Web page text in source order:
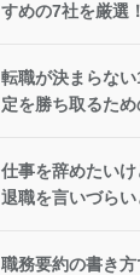
すめの7社を厳選
転職が決まらな
定を勝ち取るた
仕事を辞めたいけ
退職を言いづら
職務要約の書き